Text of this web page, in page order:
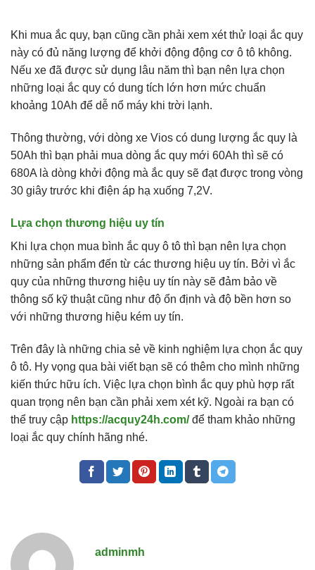
Khi mua ắc quy, bạn cũng cần phải xem xét thử loại ắc quy
này có đủ năng lượng để khởi động động cơ ô tô không.
Nếu xe đã được sử dụng lâu năm thì bạn nên lựa chọn
những loại ắc quy có dung tích lớn hơn mức chuẩn
khoảng 10Ah để dễ nổ máy khi trời lạnh.
Thông thường, với dòng xe Vios có dung lượng ắc quy là
50Ah thì bạn phải mua dòng ắc quy mới 60Ah thì sẽ có
680A là dòng khởi động mà ắc quy sẽ đạt được trong vòng
30 giây trước khi điện áp hạ xuống 7,2V.
Lựa chọn thương hiệu uy tín
Khi lựa chọn mua bình ắc quy ô tô thì bạn nên lựa chọn
những sản phẩm đến từ các thương hiệu uy tín. Bởi vì ắc
quy của những thương hiệu uy tín này sẽ đảm bảo về
thông số kỹ thuật cũng như độ ổn định và độ bền hơn so
với những thương hiệu kém uy tín.
Trên đây là những chia sẻ về kinh nghiệm lựa chọn ắc quy
ô tô. Hy vọng qua bài viết bạn sẽ có thêm cho mình những
kiến thức hữu ích. Việc lựa chọn bình ắc quy phù hợp rất
quan trọng nên bạn cần phải xem xét kỹ. Ngoài ra bạn có
thể truy cập https://acquy24h.com/ để tham khảo những
loại ắc quy chính hãng nhé.
adminmh